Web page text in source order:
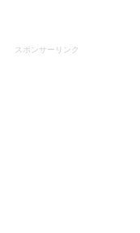
スポンサーリンク